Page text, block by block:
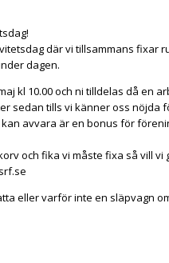
där vi tillsammans fixar
dagen.
kl 10.00 och ni tilldelas då en
sedan tills vi känner oss nöjda
avvara är en bonus för
och fika vi måste fixa så vill
eller varför inte en släpvagn